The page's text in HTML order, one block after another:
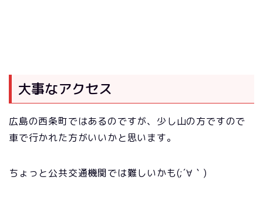
大事なアクセス
広島の西条町ではあるのですが、少し山の方ですので
車で行かれた方がいいかと思います。
ちょっと公共交通機関では難しいかも(;´∀｀)